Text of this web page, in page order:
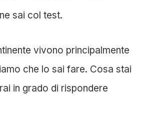
sai col test.
vivono principalmente
che lo sai fare. Cosa stai
in grado di rispondere